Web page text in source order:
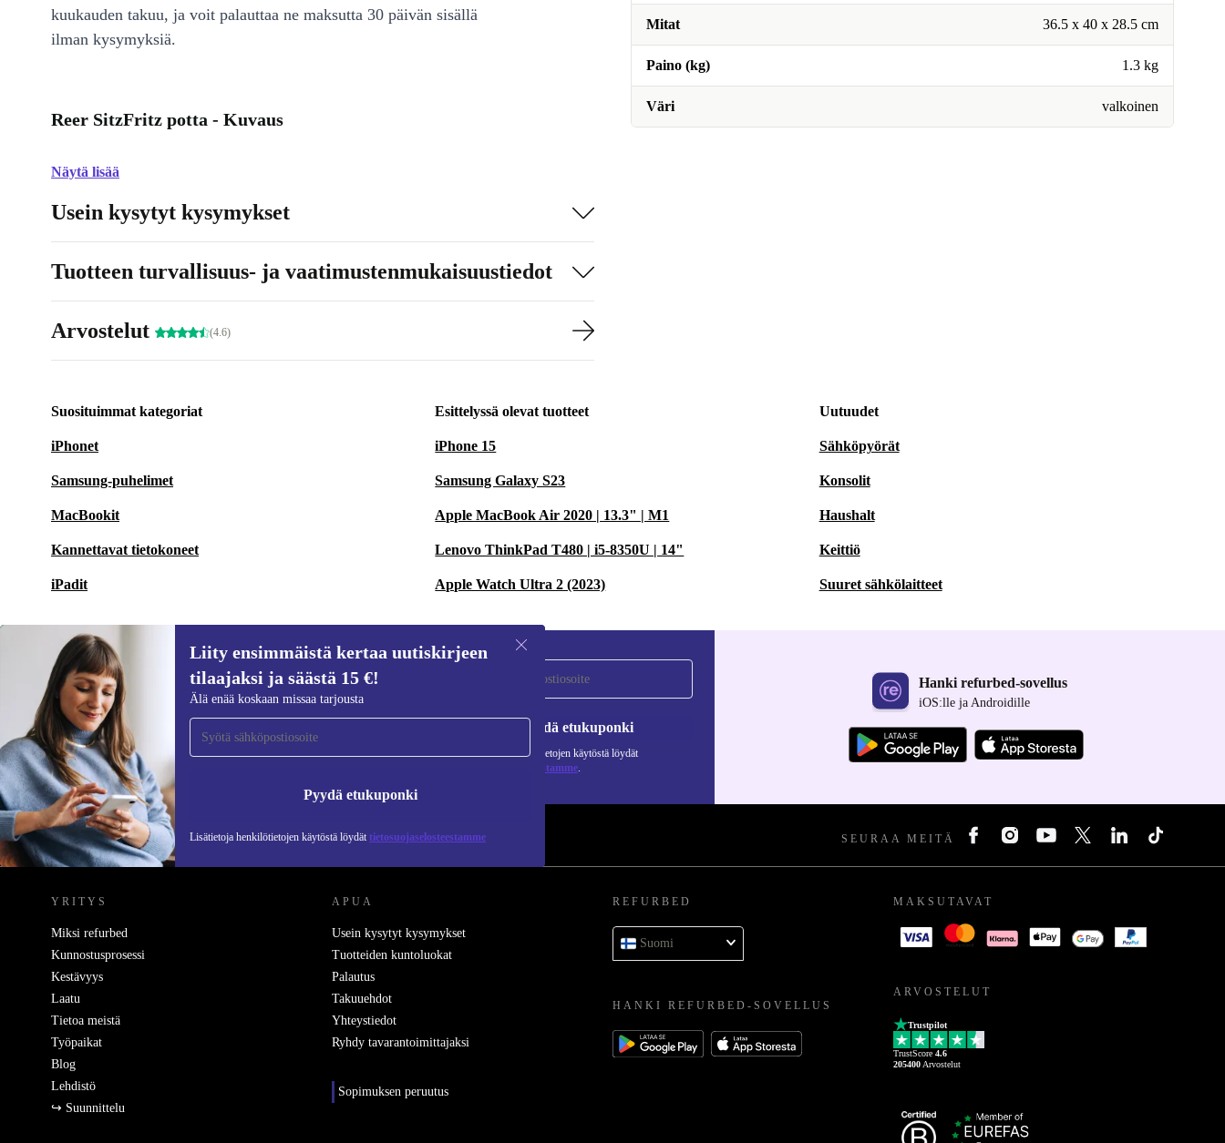
Mitat 36.5 x 40 x 28.5 cm
Paino (kg) 1.3 kg
Väri valkoinen
kuukauden takuu, ja voit palauttaa ne maksutta 30 päivän sisällä
ilman kysymyksiä.
Reer SitzFritz potta - Kuvaus
Näytä lisää
Usein kysytyt kysymykset
Tuotteen turvallisuus- ja vaatimustenmukaisuustiedot
Arvostelut (4.6)
Suosituimmat kategoriat
iPhonet
Samsung-puhelimet
MacBookit
Kannettavat tietokoneet
iPadit
Esittelyssä olevat tuotteet
iPhone 15
Samsung Galaxy S23
Apple MacBook Air 2020 | 13.3" | M1
Lenovo ThinkPad T480 | i5-8350U | 14"
Apple Watch Ultra 2 (2023)
Uutuudet
Sähköpyörät
Konsolit
Haushalt
Keittiö
Suuret sähkölaitteet
Liity ensimmäistä kertaa uutiskirjeen
tilaajaksi ja säästä 15 €!
Älä enää koskaan missaa tarjousta
Pyydä etukuponki
Lisätietoja henkilötietojen käytöstä löydät tietosuojaselosteestamme
Liity ensimmäistä kertaa uutiskirjeen
tilaajaksi ja säästä 15 €!
Älä missaa enää yhtäkään tarjousta.
Pyydä etukuponki
Lisätietoja henkilötietojen käytöstä löydät
tietosuojaselosteestamme.
Hanki refurbed-sovellus
iOS:lle ja Androidille
REFURBED SUOMI - RETHINK NEW. SEURAA MEITÄ
YRITYS
Miksi refurbed
Kunnostusprosessi
Kestävyys
Laatu
Tietoa meistä
Työpaikat
Blog
Lehdistö
↪ Suunnittelu
APUA
Usein kysytyt kysymykset
Tuotteiden kuntoluokat
Palautus
Takuuehdot
Yhteystiedot
Ryhdy tavarantoimittajaksi
Sopimuksen peruutus
REFURBED
Suomi
HANKI REFURBED-SOVELLUS
MAKSUTAVAT
ARVOSTELUT
Trustpilot
TrustScore 4.6
205400 Arvostelut